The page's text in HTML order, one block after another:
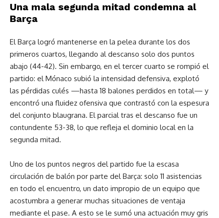
Una mala segunda mitad condemna al
Barça
El Barça logró mantenerse en la pelea durante los dos
primeros cuartos, llegando al descanso solo dos puntos
abajo (44-42). Sin embargo, en el tercer cuarto se rompió el
partido: el Mónaco subió la intensidad defensiva, explotó
las pérdidas culés —hasta 18 balones perdidos en total— y
encontró una fluidez ofensiva que contrastó con la espesura
del conjunto blaugrana. El parcial tras el descanso fue un
contundente 53-38, lo que refleja el dominio local en la
segunda mitad.
Uno de los puntos negros del partido fue la escasa
circulación de balón por parte del Barça: solo 11 asistencias
en todo el encuentro, un dato impropio de un equipo que
acostumbra a generar muchas situaciones de ventaja
mediante el pase. A esto se le sumó una actuación muy gris